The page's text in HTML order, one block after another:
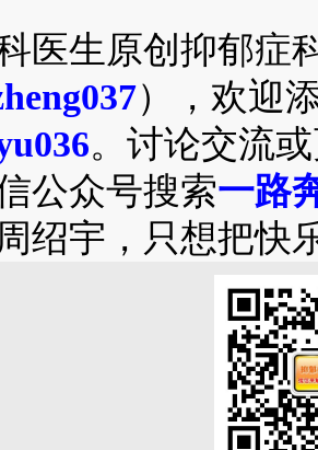
医生原创抑郁症
），欢迎
。讨论交流
公众号搜索一路
绍宇，只想把快